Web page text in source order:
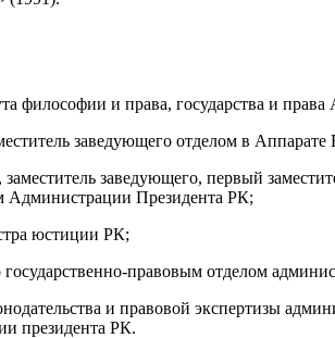
философии и права, государства и права
заведующего отделом в
заместитель заведующего, первый
Администрации Президента РК;
юстиции РК;
правовым отделом
и правовой экспертизы
президента РК.